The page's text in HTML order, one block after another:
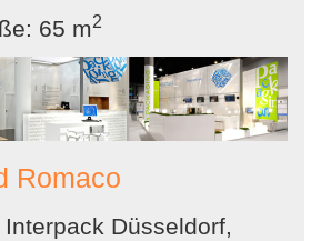
65 m2
Romaco
Düsseldorf,